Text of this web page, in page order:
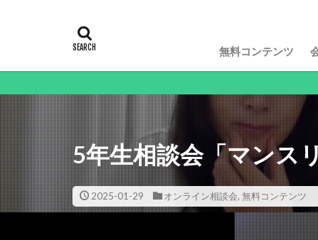
無料コンテンツ
動画
5年生相談会「マンス
2025-01-29 オンライン相談会, 無料コンテンツ